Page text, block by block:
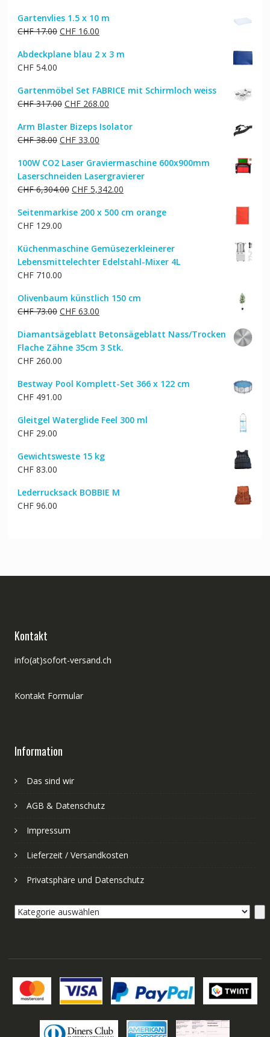
Gartenvlies 1.5 x 10 m
CHF17.00 Ursprünglicher
war:
CHF16.00Aktueller
ist:
Abdeckplane blau 2 x 3 m
CHF54.00
Gartenmöbel Set FABRICE mit Schirmloch weiss
CHF317.00 Ursprünglicher
war:
CHF 317.00
CHF268.00Aktueller
ist:
Arm Blaster Bizeps Isolator
CHF38.00 Ursprünglicher
war:
CHF 38.00
CHF33.00Aktueller
ist:
CHF 33.00.
100W CO2 Laser Graviermaschine 600x900mm
Laserschneiden Lasergravierer
CHF6,304.00 Ursprünglicher
war:
CHF5,342.00Aktueller
ist:
Seitenmarkise 200 x 500 cm orange
CHF129.00
Küchenmaschine Gemüsezerkleinerer
Lebensmittelechter Edelstahl-Mixer 4L
CHF710.00
Olivenbaum künstlich 150 cm
CHF73.00 Ursprünglicher
war:
CHF 73.00
CHF63.00Aktueller
ist:
CHF 63.00.
Diamantsägeblatt Betonsägeblatt Nass/Trocken
Flache Zähne 35cm 3 Stk.
CHF260.00
Bestway Pool Komplett-Set 366 x 122 cm
CHF491.00
Gleitgel Waterglide Feel 300 ml
CHF29.00
Gewichtsweste 15 kg
CHF83.00
Lederrucksack BOBBIE M
CHF96.00
Kontakt
info(at)sofort-versand.ch
Kontakt Formular
Information
Das sind wir
AGB & Datenschutz
Impressum
Lieferzeit / Versandkosten
Privatsphäre und Datenschutz
Kategorie